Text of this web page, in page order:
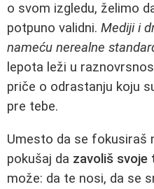
o svom izgledu, želimo
potpuno validni. Mediji i
nameću nerealne
lepota leži u
priče o odrastanju koju
pre tebe.
Umesto da se fokusiraš
pokušaj da zavoliš svoje
može: da te nosi, da se